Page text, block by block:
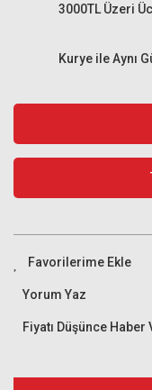
Kurye ile Aynı
3000TL Üzeri
Yorum Yaz
Fiyatı Düşünce Haber